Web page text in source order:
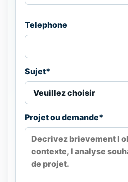
Telephone
Sujet*
Projet ou demande*